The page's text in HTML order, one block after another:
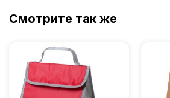
Смотрите так же